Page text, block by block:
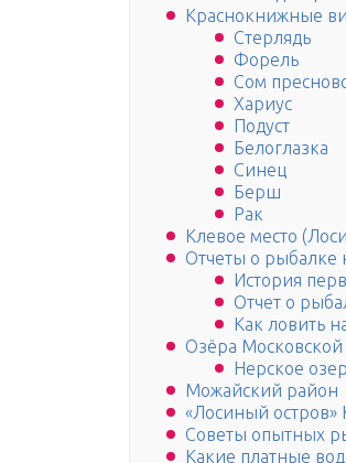
Краснокнижные
Стерлядь
Форель
Сом
Хариус
Подуст
Белоглазка
Синец
Берш
Рак
Клевое место
Отчеты о рыбалке
История
Отчет о
Как ловить
Озёра
Нерское
Можайский район
«Лосиный остров»
Советы опытных
Какие платные